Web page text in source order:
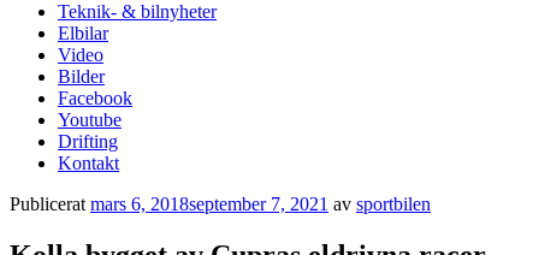
Teknik- & bilnyheter
Elbilar
Video
Bilder
Facebook
Youtube
Drifting
Kontakt
Publicerat mars 6, 2018september 7, 2021 av sportbilen